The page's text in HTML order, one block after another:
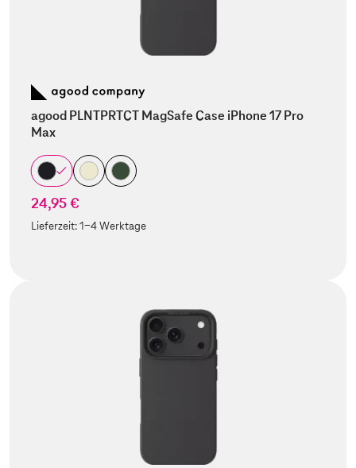
agood PLNTPRTCT MagSafe Case iPhone 17 Pro
Max
24,95 €
Lieferzeit:1-4 Werktage